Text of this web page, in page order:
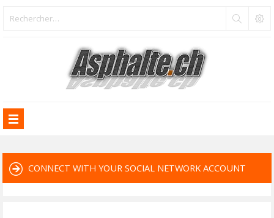
CONNECT WITH YOUR SOCIAL NETWORK ACCOUNT